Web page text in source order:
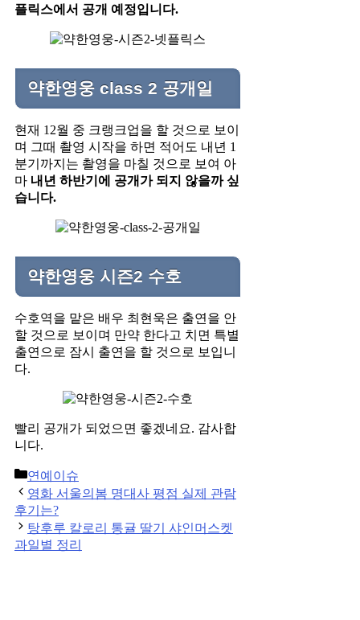
플릭스에서 공개 예정입니다.
약한영웅 class 2 공개일
현재 12월 중 크랭크업을 할 것으로 보이
며 그때 촬영 시작을 하면 적어도 내년 1
분기까지는 촬영을 마칠 것으로 보여 아
마 내년 하반기에 공개가 되지 않을까 싶
습니다.
약한영웅 시즌2 수호
수호역을 맡은 배우 최현욱은 출연을 안
할 것으로 보이며 만약 한다고 치면 특별
출연으로 잠시 출연을 할 것으로 보입니
다.
빨리 공개가 되었으면 좋겠네요. 감사합
니다.
Categories
연예이슈
Post
navigation
영화 서울의봄 명대사 평점 실제 관람
후기는?
탕후루 칼로리 통귤 딸기 샤인머스켓
과일별 정리